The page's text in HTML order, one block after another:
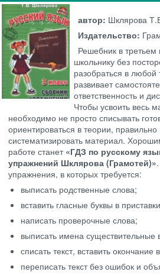
автор: Шклярова
Издательство:
Решебник в третьем
школьнику без
разобраться в
развивает
ответственность и
Чтобы усвоить весь
необходимо не просто списывать
ориентироваться в теории,
систематизировать материал.
работе станет «ГДЗ по русскому
упражнений Шклярова (Грамотей)»
упражнения, в которых требуется:
выписать родственные слова;
вставить гласные буквы в
написать проверочные слова;
выписать имена существительные
списать текст, вставить
переписать текст без ошибок и